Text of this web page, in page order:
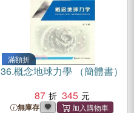
滿額折
36.概念地球力學 （簡體書）
87
345
無庫存